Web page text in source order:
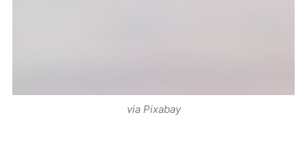
via Pixabay